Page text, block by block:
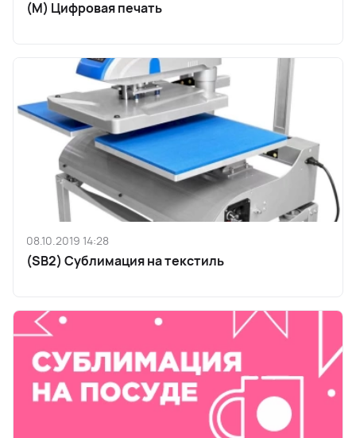
(M) Цифровая печать
08.10.2019 14:28
(SB2) Сублимация на текстиль